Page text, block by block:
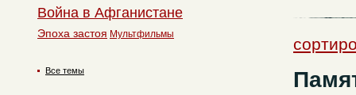
Война в Афганистане
Эпоха застоя Мультфильмы
Все темы